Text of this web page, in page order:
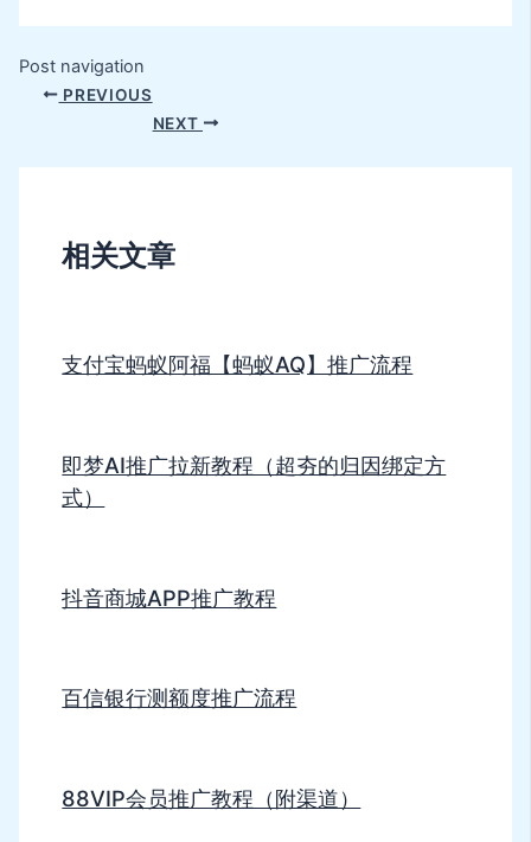
Post navigation
PREVIOUS
NEXT
相关文章
支付宝蚂蚁阿福【蚂蚁AQ】推广流程
即梦AI推广拉新教程（超夯的归因绑定方
式）
抖音商城APP推广教程
百信银行测额度推广流程
88VIP会员推广教程（附渠道）